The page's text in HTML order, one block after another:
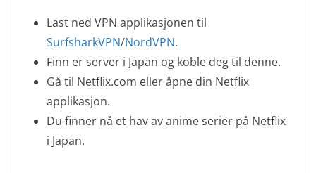
Last ned VPN applikasjonen til
SurfsharkVPN/NordVPN.
Finn er server i Japan og koble deg til denne.
Gå til Netflix.com eller åpne din Netflix
applikasjon.
Du finner nå et hav av anime serier på Netflix
i Japan.